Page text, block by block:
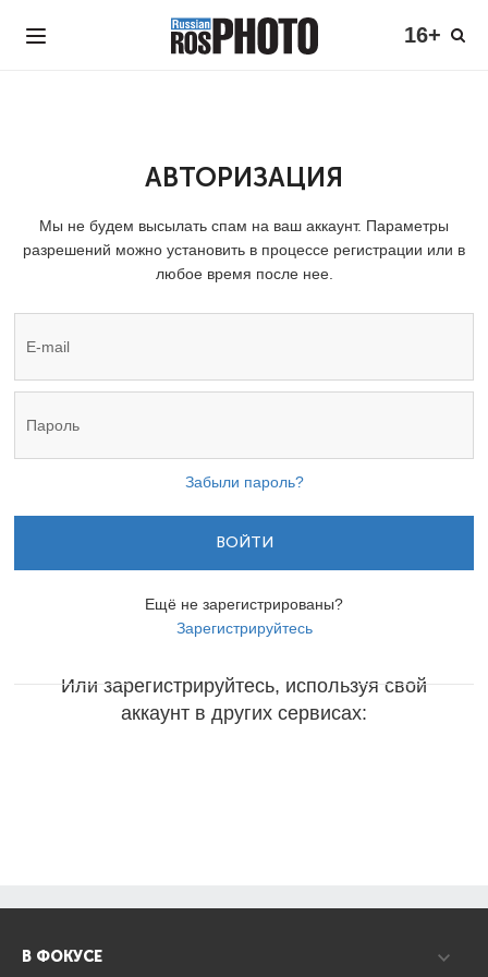
16+
АВТОРИЗАЦИЯ
Мы не будем высылать спам на ваш аккаунт. Параметры
разрешений можно установить в процессе регистрации или в
любое время после нее.
Забыли пароль?
ВОЙТИ
Ещё не зарегистрированы?
Зарегистрируйтесь
Или зарегистрируйтесь, используя свой
аккаунт в других сервисах:
В ФОКУСЕ